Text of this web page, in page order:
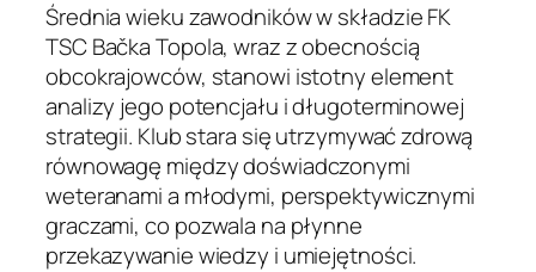
Średnia wieku zawodników w składzie FK
TSC Bačka Topola, wraz z obecnością
obcokrajowców, stanowi istotny element
analizy jego potencjału i długoterminowej
strategii. Klub stara się utrzymywać zdrową
równowagę między doświadczonymi
weteranami a młodymi, perspektywicznymi
graczami, co pozwala na płynne
przekazywanie wiedzy i umiejętności.